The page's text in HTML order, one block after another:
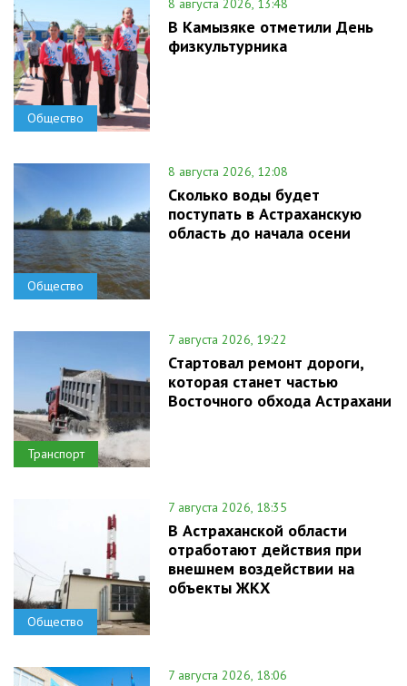
Общество
8 августа 2026, 13:48
В Камызяке отметили День
физкультурника
Общество
8 августа 2026, 12:08
Сколько воды будет
поступать в Астраханскую
область до начала осени
Транспорт
7 августа 2026, 19:22
Стартовал ремонт дороги,
которая станет частью
Восточного обхода Астрахани
Общество
7 августа 2026, 18:35
В Астраханской области
отработают действия при
внешнем воздействии на
объекты ЖКХ
7 августа 2026, 18:06